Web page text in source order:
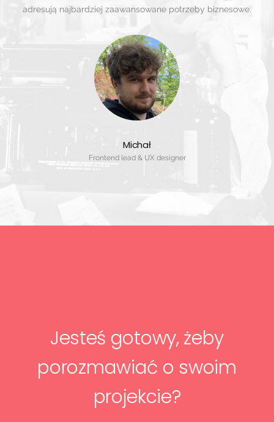
adresują najbardziej zaawansowane potrzeby biznesowe.
Michał
Frontend lead & UX designer
Jesteś gotowy, żeby
porozmawiać o swoim
projekcie?